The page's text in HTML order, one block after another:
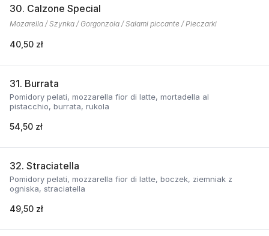
30. Calzone Special
Mozarella / Szynka / Gorgonzola / Salami piccante / Pieczarki
40,50 zł
31. Burrata
Pomidory pelati, mozzarella fior di latte, mortadella al
pistacchio, burrata, rukola
54,50 zł
32. Straciatella
Pomidory pelati, mozzarella fior di latte, boczek, ziemniak z
ogniska, straciatella
49,50 zł